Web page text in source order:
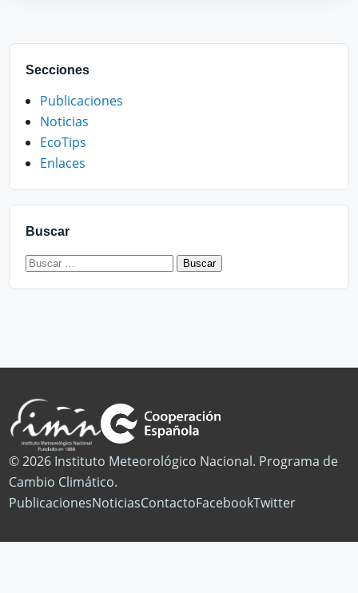
Secciones
Publicaciones
Noticias
EcoTips
Enlaces
Buscar
Buscar:
© 2026 Instituto Meteorológico Nacional. Programa de
Cambio Climático.
PublicacionesNoticiasContactoFacebookTwitter